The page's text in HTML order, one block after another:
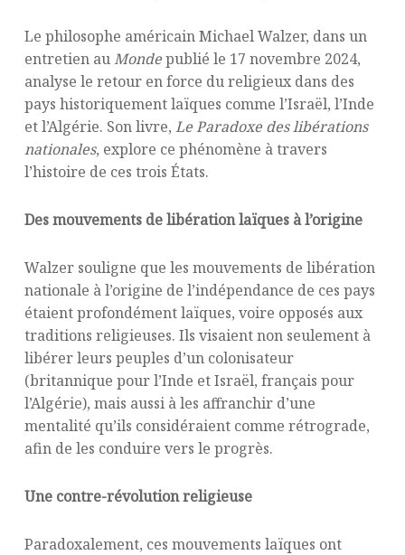
Le philosophe américain Michael Walzer, dans un
entretien auMondepublié le 17 novembre 2024,
analyse le retour en force du religieux dans des
pays historiquement laïques comme l’Israël, l’Inde
et l’Algérie. Son livre, Le Paradoxe des libérations
nationales, explore ce phénomène à travers
l’histoire de ces trois États.
Des mouvements de libération laïques à l’origine
Walzer souligne que les mouvements de libération
nationale à l’origine de l’indépendance de ces pays
étaient profondément laïques, voire opposés aux
traditions religieuses. Ils visaient non seulement à
libérer leurs peuples d’un colonisateur
(britannique pour l’Inde et Israël, français pour
l’Algérie), mais aussi à les affranchir d’une
mentalité qu’ils considéraient comme rétrograde,
afin de les conduire vers le progrès.
Une contre-révolution religieuse
Paradoxalement, ces mouvements laïques ont